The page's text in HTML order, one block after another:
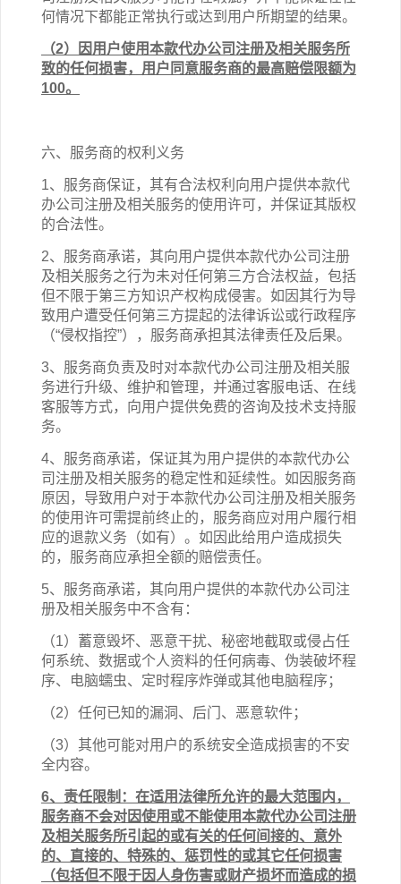
何情况下都能正常执行或达到用户所期望的结果。
（2）因用户使用本款代办公司注册及相关服务所
致的任何损害，用户同意服务商的最高赔偿限额为
100。
六、服务商的权利义务
1、服务商保证，其有合法权利向用户提供本款代
办公司注册及相关服务的使用许可，并保证其版权
的合法性。
2、服务商承诺，其向用户提供本款代办公司注册
及相关服务之行为未对任何第三方合法权益，包括
但不限于第三方知识产权构成侵害。如因其行为导
致用户遭受任何第三方提起的法律诉讼或行政程序
（“侵权指控”），服务商承担其法律责任及后果。
3、服务商负责及时对本款代办公司注册及相关服
务进行升级、维护和管理，并通过客服电话、在线
客服等方式，向用户提供免费的咨询及技术支持服
务。
4、服务商承诺，保证其为用户提供的本款代办公
司注册及相关服务的稳定性和延续性。如因服务商
原因，导致用户对于本款代办公司注册及相关服务
的使用许可需提前终止的，服务商应对用户履行相
应的退款义务（如有）。如因此给用户造成损失
的，服务商应承担全额的赔偿责任。
5、服务商承诺，其向用户提供的本款代办公司注
册及相关服务中不含有：
（1）蓄意毁坏、恶意干扰、秘密地截取或侵占任
何系统、数据或个人资料的任何病毒、伪装破坏程
序、电脑蠕虫、定时程序炸弹或其他电脑程序；
（2）任何已知的漏洞、后门、恶意软件；
（3）其他可能对用户的系统安全造成损害的不安
全内容。
6、责任限制：在适用法律所允许的最大范围内，
服务商不会对因使用或不能使用本款代办公司注册
及相关服务所引起的或有关的任何间接的、意外
的、直接的、特殊的、惩罚性的或其它任何损害
（包括但不限于因人身伤害或财产损坏而造成的损